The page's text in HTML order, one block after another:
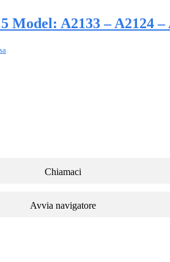
Model: A2133 – A2124
Chiamaci
Avvia navigatore